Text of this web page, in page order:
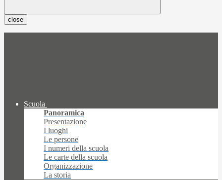
close
Scuola
Panoramica
Presentazione
I luoghi
Le persone
I numeri della scuola
Le carte della scuola
Organizzazione
La storia